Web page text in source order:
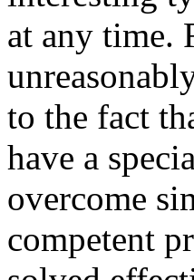
at any time.
to the fact
have a
overcome
competent